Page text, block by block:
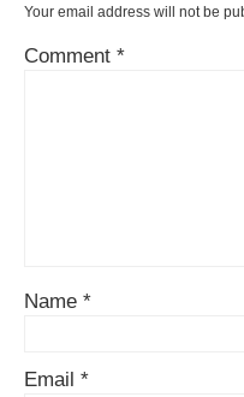
Your email address will not be
Comment *
Name *
Email *